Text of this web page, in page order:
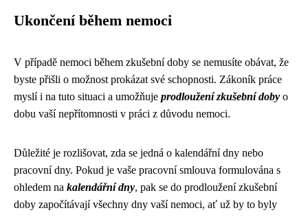
Ukončení během nemoci
V případě nemoci během zkušební doby se nemusíte obávat, že
byste přišli o možnost prokázat své schopnosti. Zákoník práce
myslí i na tuto situaci a umožňuje prodloužení zkušební doby o
dobu vaší nepřítomnosti v práci z důvodu nemoci.
Důležité je rozlišovat, zda se jedná o kalendářní dny nebo
pracovní dny. Pokud je vaše pracovní smlouva formulována s
ohledem na kalendářní dny, pak se do prodloužení zkušební
doby započítávají všechny dny vaší nemoci, ať už by to byly